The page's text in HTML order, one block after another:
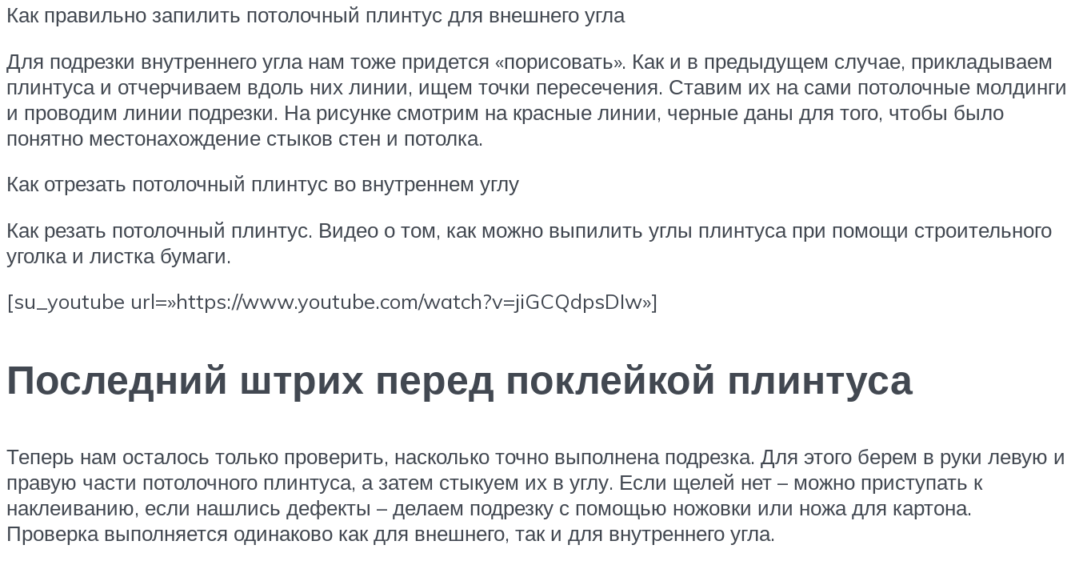
Как правильно запилить потолочный плинтус для внешнего угла
Для подрезки внутреннего угла нам тоже придется «порисовать». Как и в предыдущем случае, прикладываем
плинтуса и отчерчиваем вдоль них линии, ищем точки пересечения. Ставим их на сами потолочные молдинги
и проводим линии подрезки. На рисунке смотрим на красные линии, черные даны для того, чтобы было
понятно местонахождение стыков стен и потолка.
Как отрезать потолочный плинтус во внутреннем углу
Как резать потолочный плинтус. Видео о том, как можно выпилить углы плинтуса при помощи строительного
уголка и листка бумаги.
[su_youtube url=»https://www.youtube.com/watch?v=jiGCQdpsDIw»]
Последний штрих перед поклейкой плинтуса
Теперь нам осталось только проверить, насколько точно выполнена подрезка. Для этого берем в руки левую и
правую части потолочного плинтуса, а затем стыкуем их в углу. Если щелей нет – можно приступать к
наклеиванию, если нашлись дефекты – делаем подрезку с помощью ножовки или ножа для картона.
Проверка выполняется одинаково как для внешнего, так и для внутреннего угла.